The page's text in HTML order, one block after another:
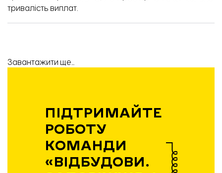
тривалість виплат.
Завантажити ще...
ПІДТРИМАЙТЕ
РОБОТУ
КОМАНДИ
«ВІДБУДОВИ.